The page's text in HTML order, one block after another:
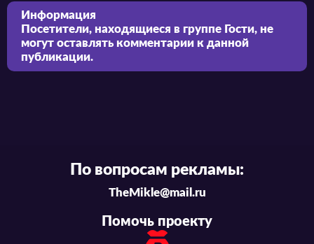
Информация
Посетители, находящиеся в группе Гости, не
могут оставлять комментарии к данной
публикации.
По вопросам рекламы:
TheMikle@mail.ru
Помочь проекту